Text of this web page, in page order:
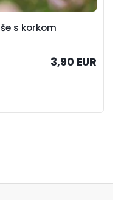
s korkom
3,90 EUR